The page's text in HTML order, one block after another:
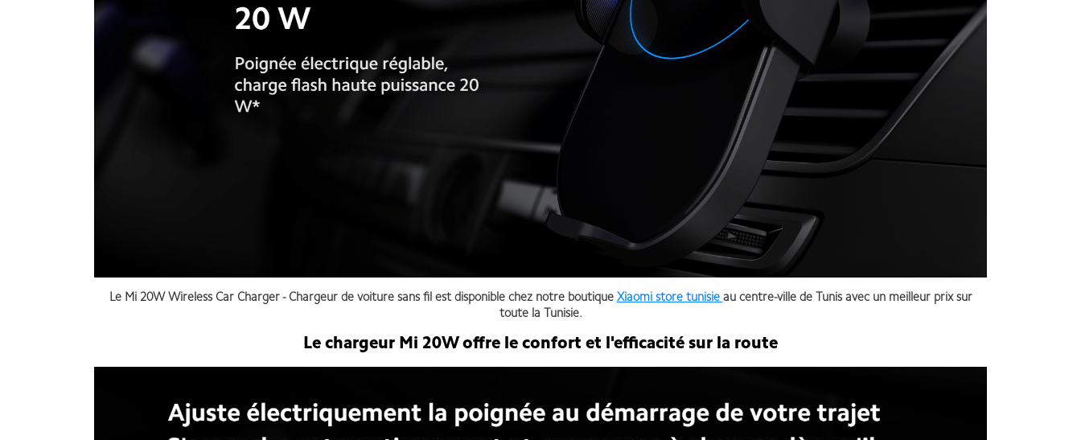
Le Mi 20W Wireless Car Charger - Chargeur de voiture sans fil est disponible chez notre boutique Xiaomi store tunisie au centre-ville de Tunis avec un meilleur prix sur
toute la Tunisie.
Le chargeur Mi 20W offre le confort et l'efficacité sur la route